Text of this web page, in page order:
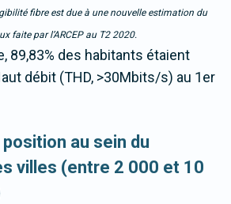
fibre est due à une nouvelle estimation du
faite par l’ARCEP au T2 2020.
89,83% des habitants étaient
débit (THD, >30Mbits/s) au 1er
position au sein du
villes (entre 2 000 et 10